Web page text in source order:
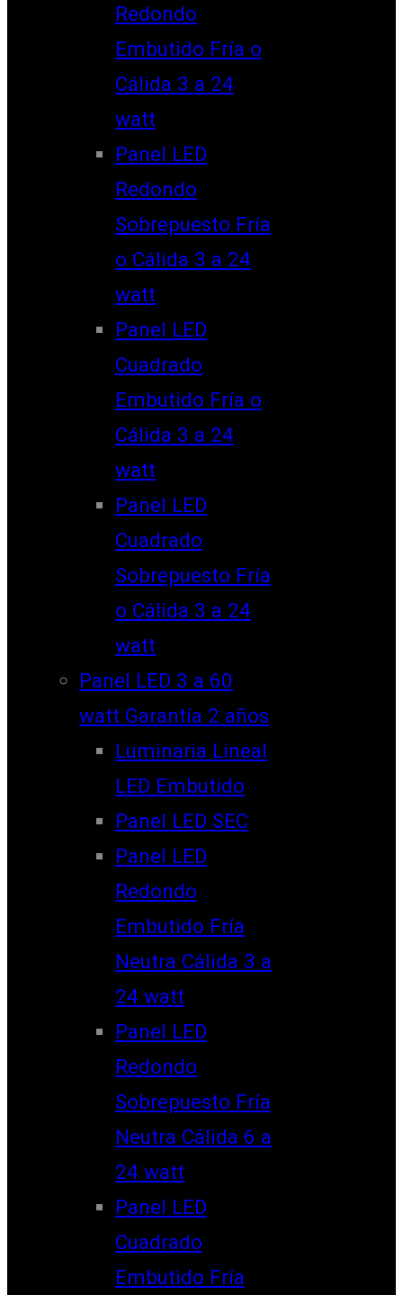
Redondo
Embutido Fría o
Cálida 3 a 24
watt
Panel LED
Redondo
Sobrepuesto Fría
o Cálida 3 a 24
watt
Panel LED
Cuadrado
Embutido Fría o
Cálida 3 a 24
watt
Panel LED
Cuadrado
Sobrepuesto Fría
o Cálida 3 a 24
watt
Panel LED 3 a 60
watt Garantía 2 años
Luminaria Lineal
LED Embutido
Panel LED SEC
Panel LED
Redondo
Embutido Fría
Neutra Cálida 3 a
24 watt
Panel LED
Redondo
Sobrepuesto Fría
Neutra Cálida 6 a
24 watt
Panel LED
Cuadrado
Embutido Fría